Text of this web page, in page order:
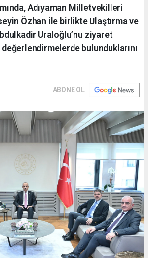
Adıyaman Milletvekilleri
Özhan ile birlikte Ulaştırma ve
Uraloğlu’nu ziyaret
bulunduklarını
ABONE OL